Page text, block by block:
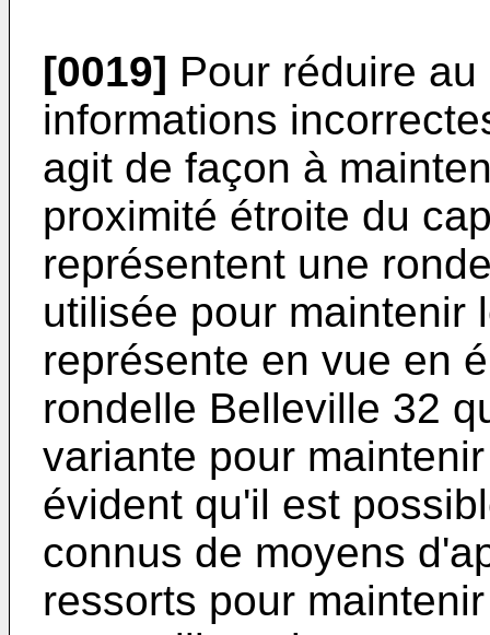
[0019] Pour réduire
informations
agit de façon à
proximité étroite du
représentent une
utilisée pour maintenir
représente en vue en
rondelle Belleville 32
variante pour
évident qu'il est
connus de moyens
ressorts pour